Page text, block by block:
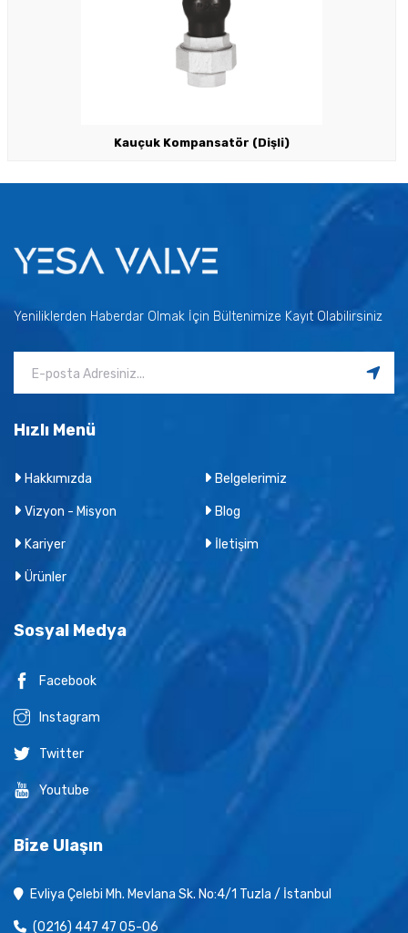
Kauçuk Kompansatör (Dişli)
Yeniliklerden Haberdar Olmak İçin Bültenimize Kayıt Olabilirsiniz
Hızlı Menü
Hakkımızda
Vizyon - Misyon
Kariyer
Ürünler
Belgelerimiz
Blog
İletişim
Sosyal Medya
Facebook
Instagram
Twitter
Youtube
Bize Ulaşın
Evliya Çelebi Mh. Mevlana Sk. No:4/1 Tuzla / İstanbul
(0216) 447 47 05-06